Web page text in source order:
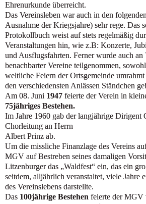
Ehrenurkunde überreicht.
Das Vereinsleben war auch in den
Ausnahme der Kriegsjahre) sehr rege. Das
Protokollbuch weist auf stets regelmäßig
Veranstaltungen hin, wie z.B: Konzerte,
und Ausflugsfahrten. Ferner wurde auch an
benachbarter Vereine teilgenommen,
weltliche Feiern der Ortsgemeinde
den verschiedensten Anlässen Ständchen
Am 08. Juni 1947 feierte der Verein in
75jähriges Bestehen.
Im Jahre 1960 gab der langjährige Dirigent
Chorleitung an Herrn
Albert Prinz ab.
Um die missliche Finanzlage des Vereins
MGV auf Bestreben seines damaligen
Litzenburger das „Waldfest“ ein, das ein
seitdem, alljährlich veranstaltet, viele Jahre
des Vereinslebens darstellte.
Das 100jährige Bestehen feierte der MGV